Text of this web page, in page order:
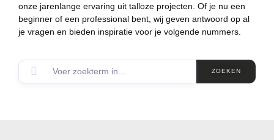
onze jarenlange ervaring uit talloze projecten. Of je nu een
beginner of een professional bent, wij geven antwoord op al
je vragen en bieden inspiratie voor je volgende nummers.
ZOEKEN